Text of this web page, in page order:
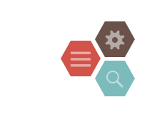
Menu
Widgets
Search